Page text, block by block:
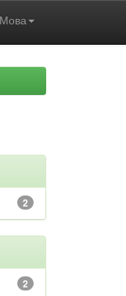
Мова
2
2